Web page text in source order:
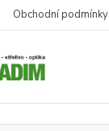
Obchodní podmínky